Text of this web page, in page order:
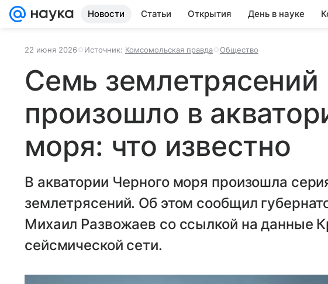
Новости Статьи Открытия День в науке
22 июня 2026 Источник: Комсомольская правда Общество
Семь землетрясений
произошло в
моря: что известно
В акватории Черного моря произошла
землетрясений. Об этом сообщил
Михаил Развожаев со ссылкой на данные
сейсмической сети.